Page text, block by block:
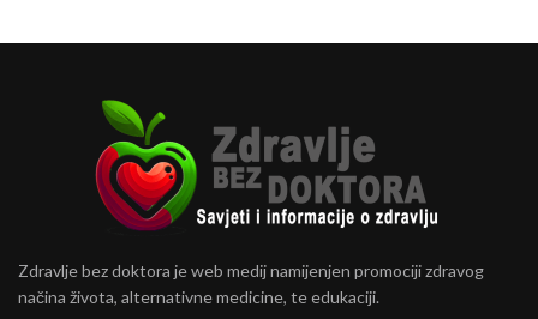
Zdravlje bez doktora je web medij namijenjen promociji zdravog
načina života, alternativne medicine, te edukaciji.